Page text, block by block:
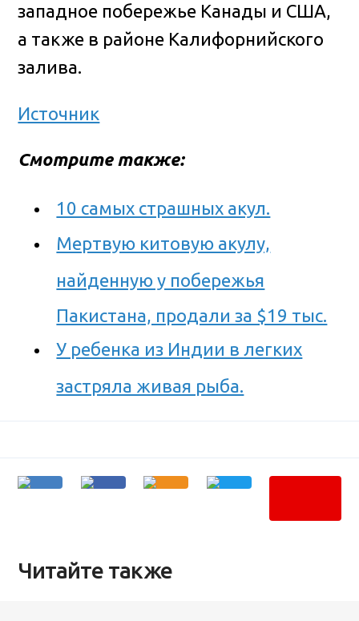
западное побережье Канады и США,
а также в районе Калифорнийского
залива.
Источник
Смотрите также:
10 самых страшных акул.
Мертвую китовую акулу,
найденную у побережья
Пакистана, продали за $19 тыс.
У ребенка из Индии в легких
застряла живая рыба.
Читайте также